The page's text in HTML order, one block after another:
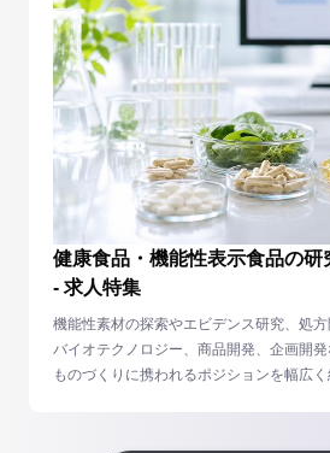
健康食品・機能性表示食品の研
- 求人特集
機能性素材の探索やエビデンス研究、処方
バイオテクノロジー、商品開発、企画開
ものづくりに携われるポジションを幅広く